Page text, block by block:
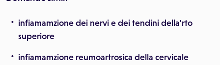
infiamamzione dei nervi e dei tendini della'rto
superiore
infiamamzione reumoartrosica della cervicale